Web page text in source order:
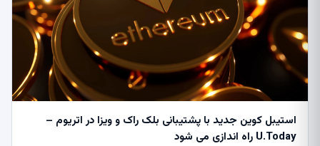
استیبل کوین جدید با پشتیبانی بلک راک و ویزا در اتریوم –
U.Today راه اندازی می شود